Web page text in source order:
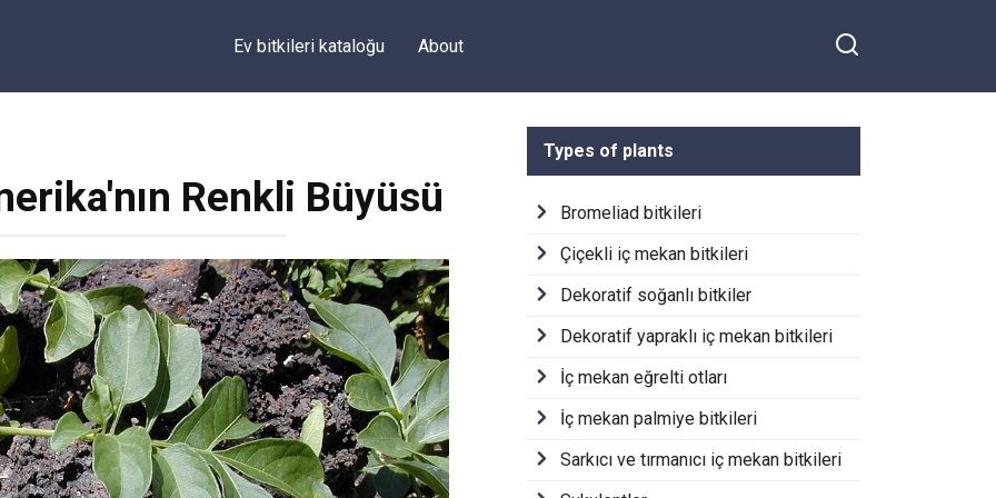
Ev bitkileri kataloğu About
Renkli Büyüsü
Types of plants
Bromeliad bitkileri
Çiçekli iç mekan bitkileri
Dekoratif soğanlı bitkiler
Dekoratif yapraklı iç mekan bitkileri
İç mekan eğrelti otları
İç mekan palmiye bitkileri
Sarkıcı ve tırmanıcı iç mekan bitkileri